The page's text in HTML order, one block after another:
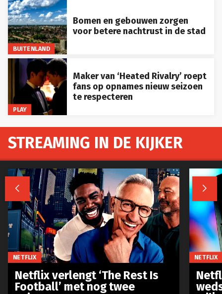
BUITENLAND
Bomen en gebouwen zorgen
voor betere nachtrust in de stad
PLAY
Maker van ‘Heated Rivalry’ roept
fans op opnames nieuw seizoen
te respecteren
STREAMING IN DE KIJKER
 
NETFLIX
Netflix verlengt ‘The Rest Is
Football’ met nog twee
NETFLIX